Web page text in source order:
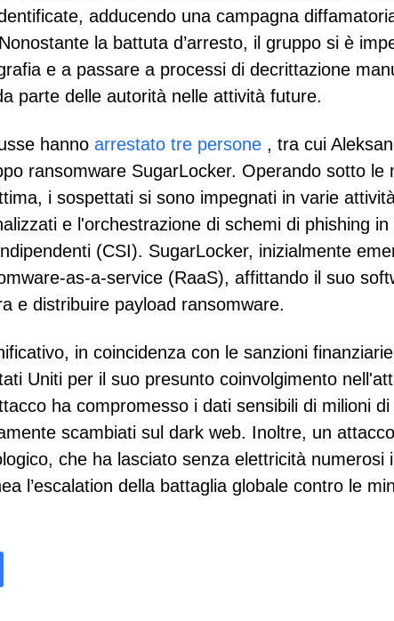
adducendo una campagna
la battuta d’arresto, il gruppo si è
e a passare a processi di decrittazione
parte delle autorità nelle attività future.
hanno arrestato tre persone , tra cui
ransomware SugarLocker. Operando sotto le
i sospettati si sono impegnati in varie
e l'orchestrazione di schemi di phishing
(CSI). SugarLocker, inizialmente
as-a-service (RaaS), affittando il suo
e distribuire payload ransomware.
in coincidenza con le sanzioni
Uniti per il suo presunto coinvolgimento
ha compromesso i dati sensibili di milioni
scambiati sul dark web. Inoltre, un
che ha lasciato senza elettricità numerosi
l’escalation della battaglia globale contro le